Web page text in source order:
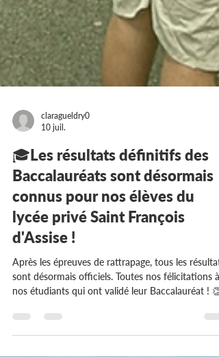
🎓Les résultats définitifs des
Baccalauréats sont désormais
connus pour nos élèves du
lycée privé Saint François
d'Assise !
Après les épreuves de rattrapage, tous les résultats
sont désormais officiels. Toutes nos félicitations à
nos étudiants qui ont validé leur Baccalauréat ! 👏
détermination. Les équipes du lycée privé Saint